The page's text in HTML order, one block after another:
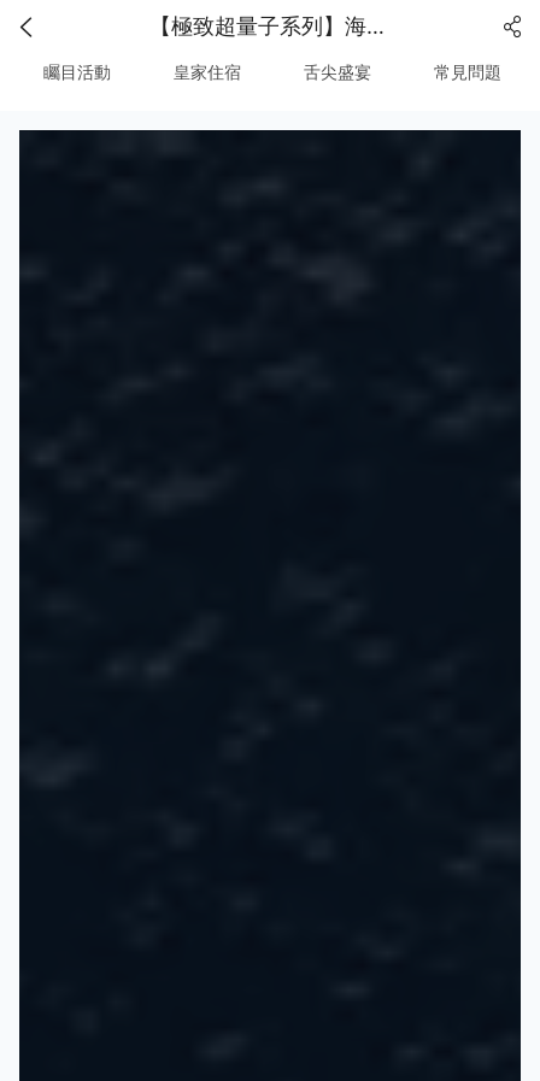
【極致超量子系列】海洋光譜號 ‧ 探索世界級海上府邸與美饌
矚目活動 皇家住宿 舌尖盛宴 常見問題